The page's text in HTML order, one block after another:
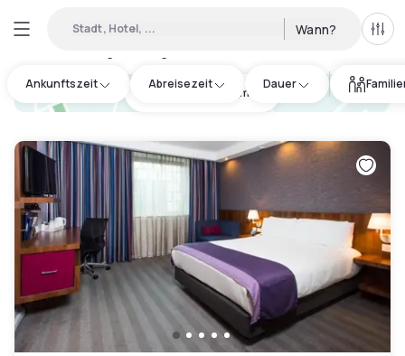
Stadt, Hotel, ... Wann? Alle
Ankunftszeit Abreisezeit Dauer
hotel.cta.view_map